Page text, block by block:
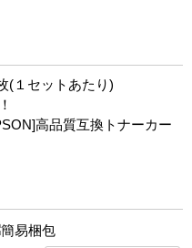
(１セットあたり)
高品質互換トナーカー